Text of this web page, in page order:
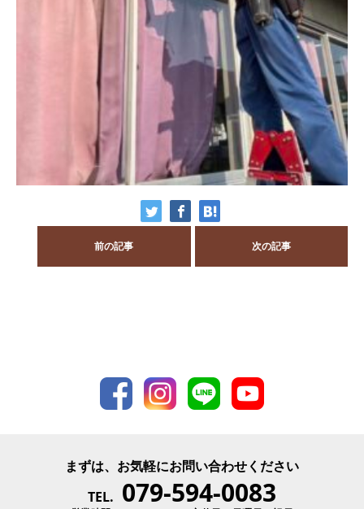
前の記事 次の記事
まずは、お気軽にお問い合わせください
TEL. 079-594-0083